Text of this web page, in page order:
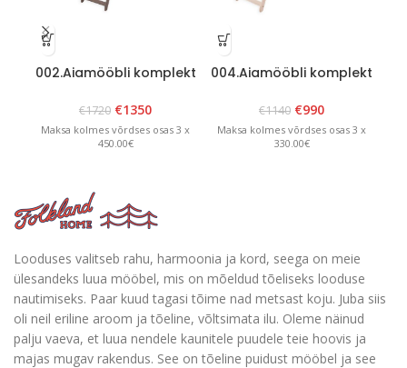
002.Aiamööbli komplekt
€1720 €1350
Maksa kolmes võrdses osas 3 x
450.00€
004.Aiamööbli komplekt
€1140 €990
Maksa kolmes võrdses osas 3 x
330.00€
Looduses valitseb rahu, harmoonia ja kord, seega on meie
ülesandeks luua mööbel, mis on mõeldud tõeliseks looduse
nautimiseks. Paar kuud tagasi tõime nad metsast koju. Juba siis
oli neil eriline aroom ja tõeline, võltsimata ilu. Oleme näinud
palju vaeva, et luua nendele kaunitele puudele teie hoovis ja
majas mugav rakendus. See on tõeline puidust mööbel ja see